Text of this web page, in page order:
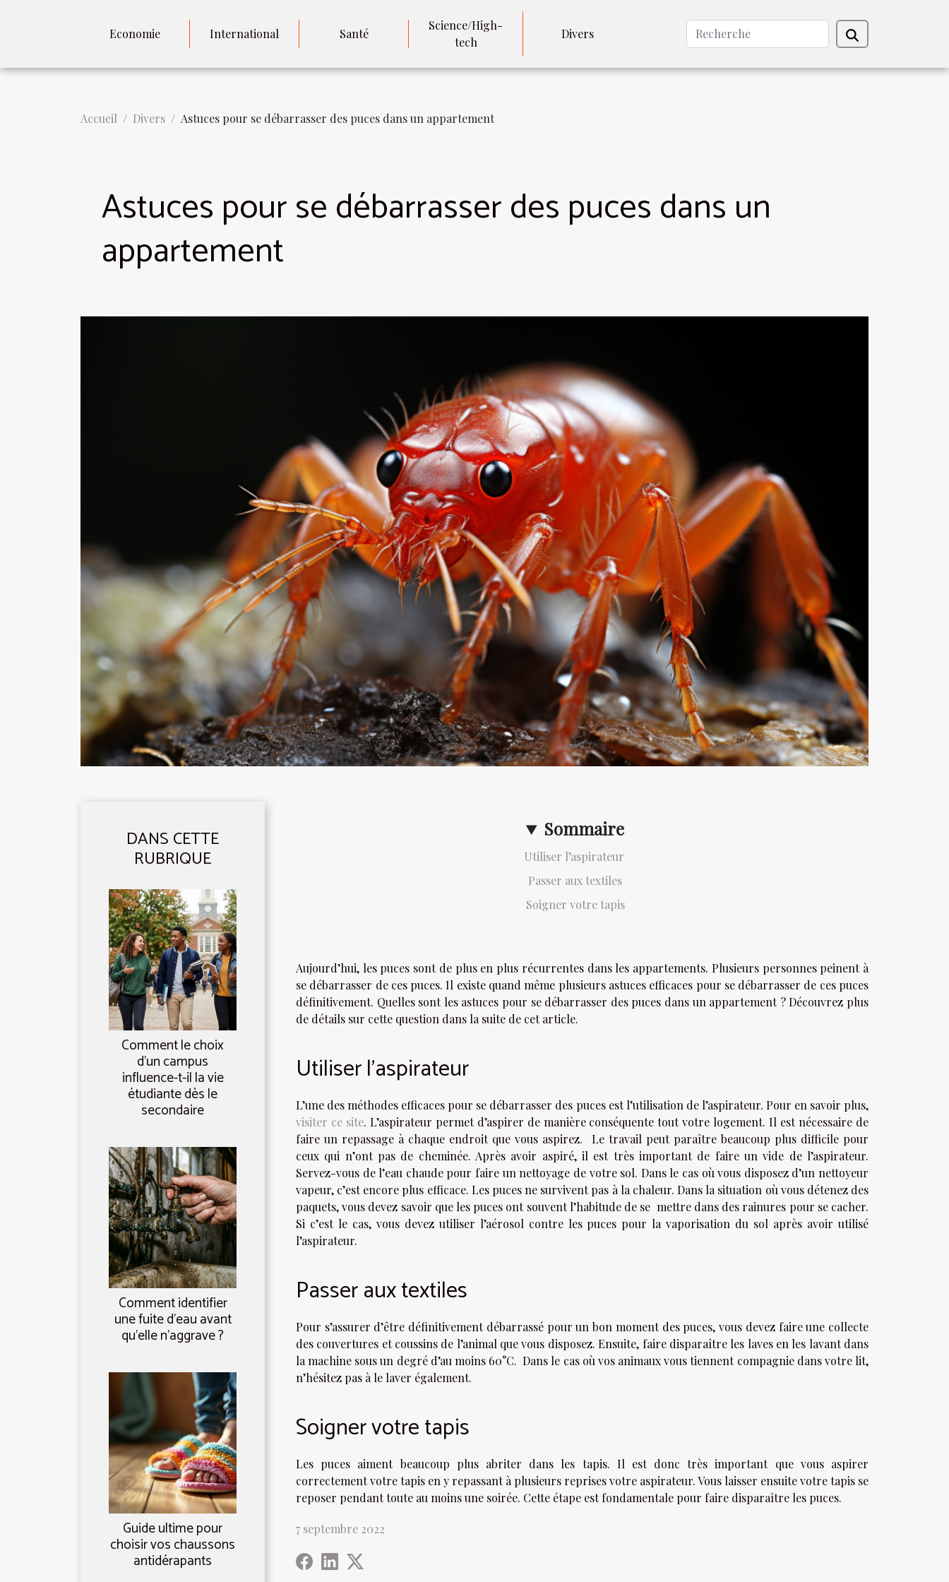
Economie International Santé
Science/High-
tech
Divers
Accueil Divers Astuces pour se débarrasser des puces dans un appartement
Astuces pour se débarrasser des puces dans un
appartement
DANS CETTE
RUBRIQUE
Comment le choix
d’un campus
influence-t-il la vie
étudiante dès le
secondaire
Comment identifier
une fuite d'eau avant
qu'elle n'aggrave ?
Guide ultime pour
choisir vos chaussons
antidérapants
Sommaire
Utiliser l’aspirateur
Passer aux textiles
Soigner votre tapis
Aujourd’hui, les puces sont de plus en plus récurrentes dans les appartements. Plusieurs personnes peinent à
se débarrasser de ces puces. Il existe quand même plusieurs astuces efficaces pour se débarrasser de ces puces
définitivement. Quelles sont les astuces pour se débarrasser des puces dans un appartement ? Découvrez plus
de détails sur cette question dans la suite de cet article.
Utiliser l’aspirateur
L’une des méthodes efficaces pour se débarrasser des puces est l’utilisation de l’aspirateur. Pour en savoir plus,
visiter ce site. L’aspirateur permet d’aspirer de manière conséquente tout votre logement. Il est nécessaire de
faire un repassage à chaque endroit que vous aspirez. Le travail peut paraître beaucoup plus difficile pour
ceux qui n’ont pas de cheminée. Après avoir aspiré, il est très important de faire un vide de l’aspirateur.
Servez-vous de l’eau chaude pour faire un nettoyage de votre sol. Dans le cas où vous disposez d’un nettoyeur
vapeur, c’est encore plus efficace. Les puces ne survivent pas à la chaleur. Dans la situation où vous détenez des
paquets, vous devez savoir que les puces ont souvent l’habitude de se mettre dans des rainures pour se cacher.
Si c’est le cas, vous devez utiliser l’aérosol contre les puces pour la vaporisation du sol après avoir utilisé
l’aspirateur.
Passer aux textiles
Pour s’assurer d’être définitivement débarrassé pour un bon moment des puces, vous devez faire une collecte
des couvertures et coussins de l’animal que vous disposez. Ensuite, faire disparaître les laves en les lavant dans
la machine sous un degré d’au moins 60°C. Dans le cas où vos animaux vous tiennent compagnie dans votre lit,
n’hésitez pas à le laver également.
Soigner votre tapis
Les puces aiment beaucoup plus abriter dans les tapis. Il est donc très important que vous aspirer
correctement votre tapis en y repassant à plusieurs reprises votre aspirateur. Vous laisser ensuite votre tapis se
reposer pendant toute au moins une soirée. Cette étape est fondamentale pour faire disparaître les puces.
7 septembre 2022